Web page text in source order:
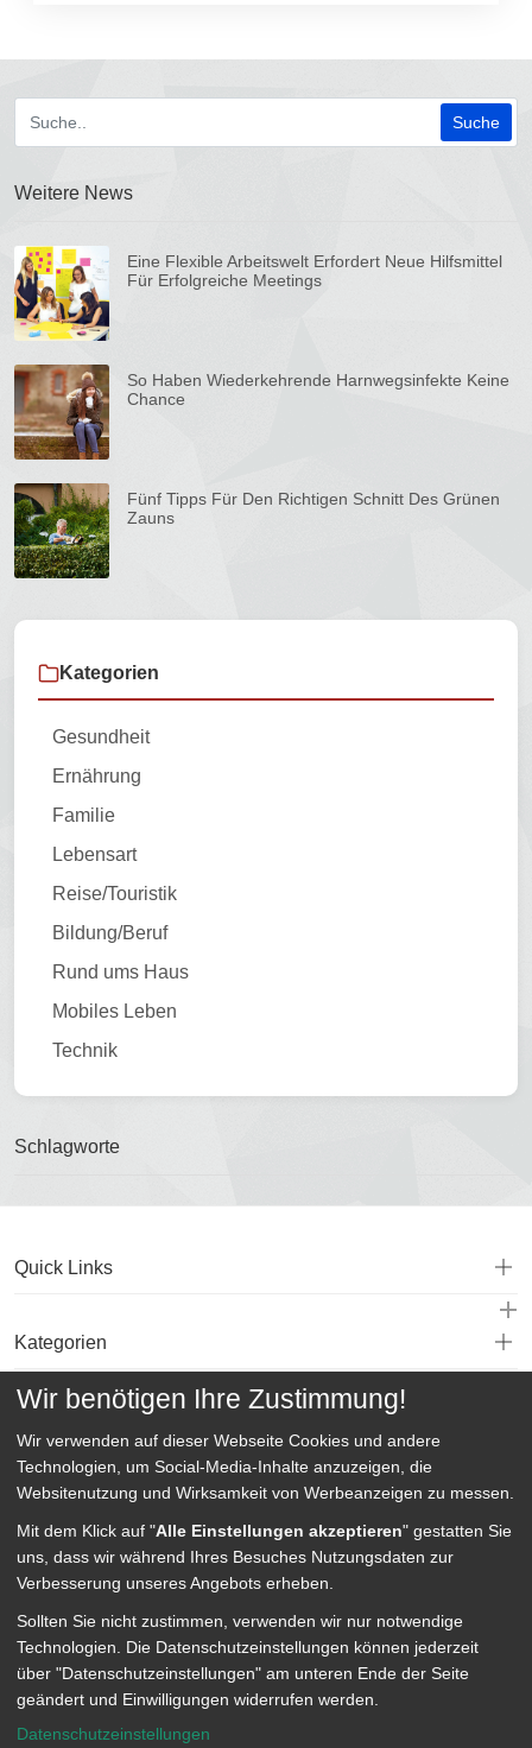
Weitere News
Eine Flexible Arbeitswelt Erfordert Neue Hilfsmittel
Für Erfolgreiche Meetings
So Haben Wiederkehrende Harnwegsinfekte Keine
Chance
Fünf Tipps Für Den Richtigen Schnitt Des Grünen
Zauns
Kategorien
Gesundheit
Ernährung
Familie
Lebensart
Reise/Touristik
Bildung/Beruf
Rund ums Haus
Mobiles Leben
Technik
Schlagworte
Quick Links
Kategorien
Wir benötigen Ihre Zustimmung!
Wir verwenden auf dieser Webseite Cookies und andere
Technologien, um Social-Media-Inhalte anzuzeigen, die
Websitenutzung und Wirksamkeit von Werbeanzeigen zu messen.
Mit dem Klick auf "Alle Einstellungen akzeptieren" gestatten Sie
uns, dass wir während Ihres Besuches Nutzungsdaten zur
Verbesserung unseres Angebots erheben.
Sollten Sie nicht zustimmen, verwenden wir nur notwendige
Technologien.
Die Datenschutzeinstellungen können jederzeit
über "Datenschutzeinstellungen" am unteren Ende der Seite
geändert und Einwilligungen widerrufen werden.
Datenschutzeinstellungen